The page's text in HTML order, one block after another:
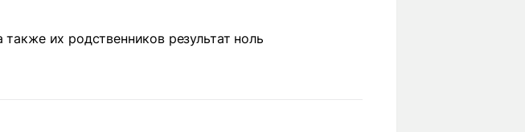
их родственников результат ноль